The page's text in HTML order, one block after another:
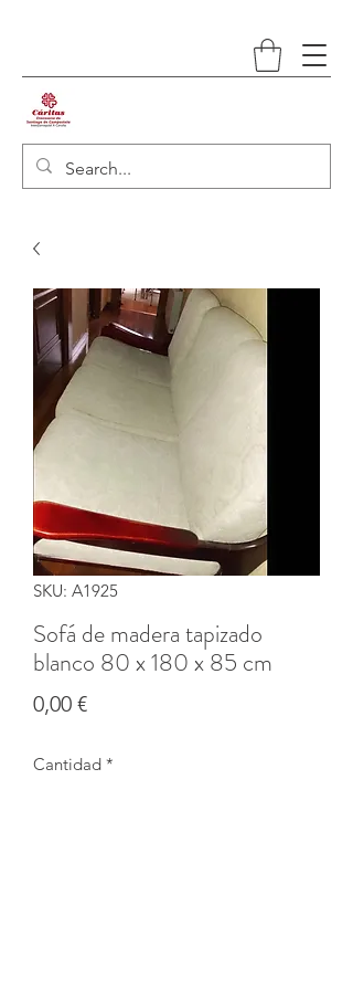
SKU: A1925
Sofá de madera tapizado
blanco 80 x 180 x 85 cm
0,00 €Precio
Cantidad *